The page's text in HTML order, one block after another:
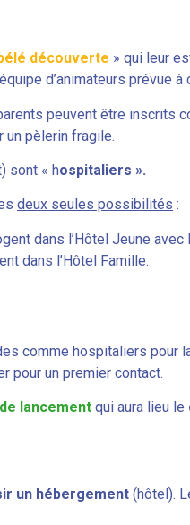
découverte » qui leur
d’animateurs prévue à
peuvent être inscrits
un pèlerin fragile.
sont « hospitaliers ».
deux seules possibilités :
dans l’Hôtel Jeune
dans l’Hôtel Famille.
comme hospitaliers
pour un premier contact.
lancement qui aura lieu le
un hébergement (hôtel).